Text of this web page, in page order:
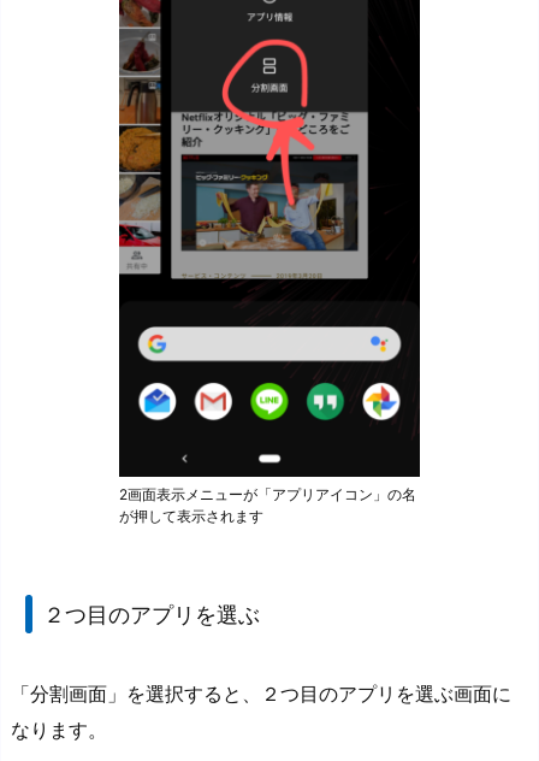
2画面表示メニューが「アプリアイコン」の名
が押して表示されます
２つ目のアプリを選ぶ
「分割画面」を選択すると、２つ目のアプリを選ぶ画面に
なります。